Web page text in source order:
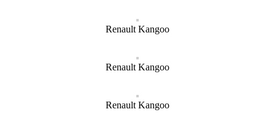
Renault Kangoo
Renault Kangoo
Renault Kangoo